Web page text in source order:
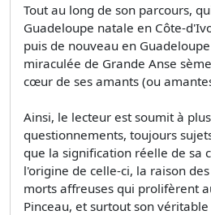
Tout au long de son parcours,
Guadeloupe natale en Côte-
puis de nouveau en
miraculée de Grande Anse
cœur de ses amants (ou
Ainsi, le lecteur est soumit à
questionnements, toujours
que la signification réelle de sa
l'origine de celle-ci, la raison
morts affreuses qui prolifèrent
Pinceau, et surtout son véritable